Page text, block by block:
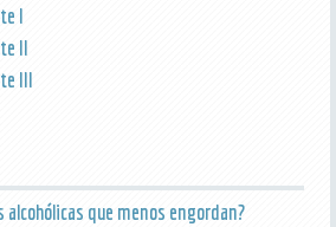
I
II
III
alcohólicas que menos engordan?